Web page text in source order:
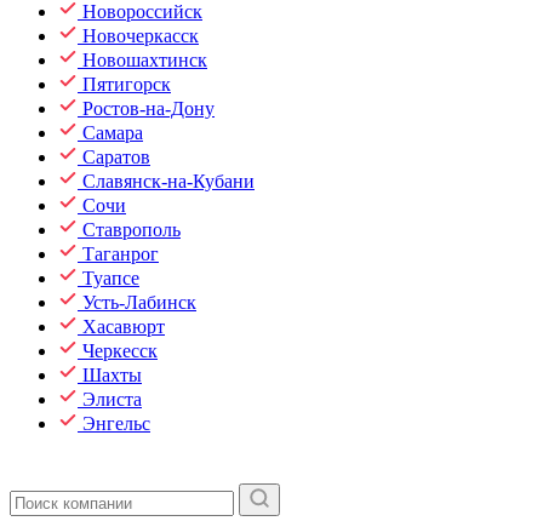
Новороссийск
Новочеркасск
Новошахтинск
Пятигорск
Ростов-на-Дону
Самара
Саратов
Славянск-на-Кубани
Сочи
Ставрополь
Таганрог
Туапсе
Усть-Лабинск
Хасавюрт
Черкесск
Шахты
Элиста
Энгельс